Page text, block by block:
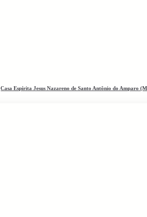
Casa Espírita Jesus Nazareno de Santo Antônio do Amparo